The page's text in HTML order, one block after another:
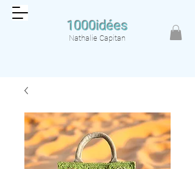
1000idées
Nathalie Capitan